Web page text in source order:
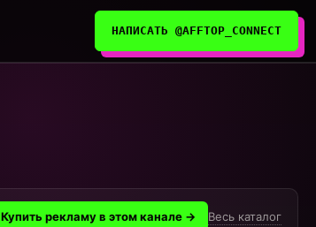
НАПИСАТЬ @AFFTOP_CONNECT
Купить рекламу в этом канале → Весь каталог